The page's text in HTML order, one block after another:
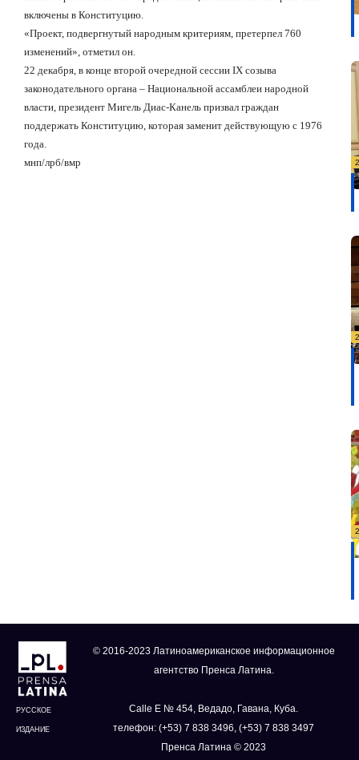
включены в Конституцию.
«Проект, подвергнутый народным критериям, претерпел 760
изменений», отметил он.
22 декабря, в конце второй очередной сессии IX созыва
законодательного органа – Национальной ассамблеи народной
власти, президент Мигель Диас-Канель призвал граждан
поддержать Конституцию, которая заменит действующую с 1976
года.
мнп/лрб/вмр
РУССКОЕ
ИЗДАНИЕ
© 2016-2023 Латиноамериканское информационное
агентство Пренса Латина.
Calle E № 454, Ведадо, Гавана, Куба.
телефон: (+53) 7 838 3496, (+53) 7 838 3497
Пренса Латина © 2023